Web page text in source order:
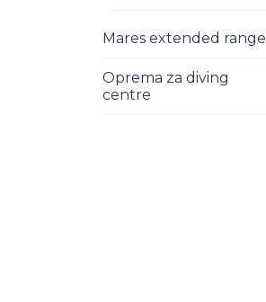
Mares extended range
Oprema za diving
centre